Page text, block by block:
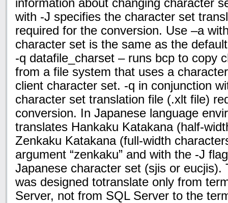
information about changing character
with -J specifies the character set
required for the conversion. Use –a
character set is the same as the
-q datafile_charset – runs bcp to copy
from a file system that uses a
client character set. -q in conjunction
character set translation file (.xlt file)
conversion. In Japanese language
translates Hankaku Katakana (half-
Zenkaku Katakana (full-width
argument “zenkaku” and with the -J
Japanese character set (sjis or eucjis).
was designed totranslate only from
Server, not from SQL Server to the